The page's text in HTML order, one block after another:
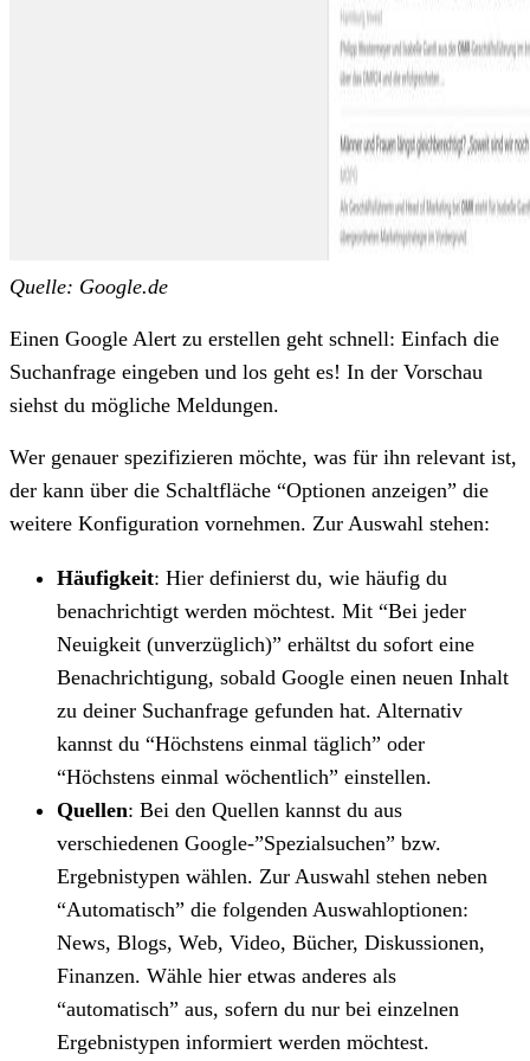
Quelle: Google.de
Einen Google Alert zu erstellen geht schnell: Einfach die
Suchanfrage eingeben und los geht es! In der Vorschau
siehst du mögliche Meldungen.
Wer genauer spezifizieren möchte, was für ihn relevant ist,
der kann über die Schaltfläche “Optionen anzeigen” die
weitere Konfiguration vornehmen. Zur Auswahl stehen:
Häufigkeit: Hier definierst du, wie häufig du
benachrichtigt werden möchtest. Mit “Bei jeder
Neuigkeit (unverzüglich)” erhältst du sofort eine
Benachrichtigung, sobald Google einen neuen Inhalt
zu deiner Suchanfrage gefunden hat. Alternativ
kannst du “Höchstens einmal täglich” oder
“Höchstens einmal wöchentlich” einstellen.
Quellen: Bei den Quellen kannst du aus
verschiedenen Google-”Spezialsuchen” bzw.
Ergebnistypen wählen. Zur Auswahl stehen neben
“Automatisch” die folgenden Auswahloptionen:
News, Blogs, Web, Video, Bücher, Diskussionen,
Finanzen. Wähle hier etwas anderes als
“automatisch” aus, sofern du nur bei einzelnen
Ergebnistypen informiert werden möchtest.